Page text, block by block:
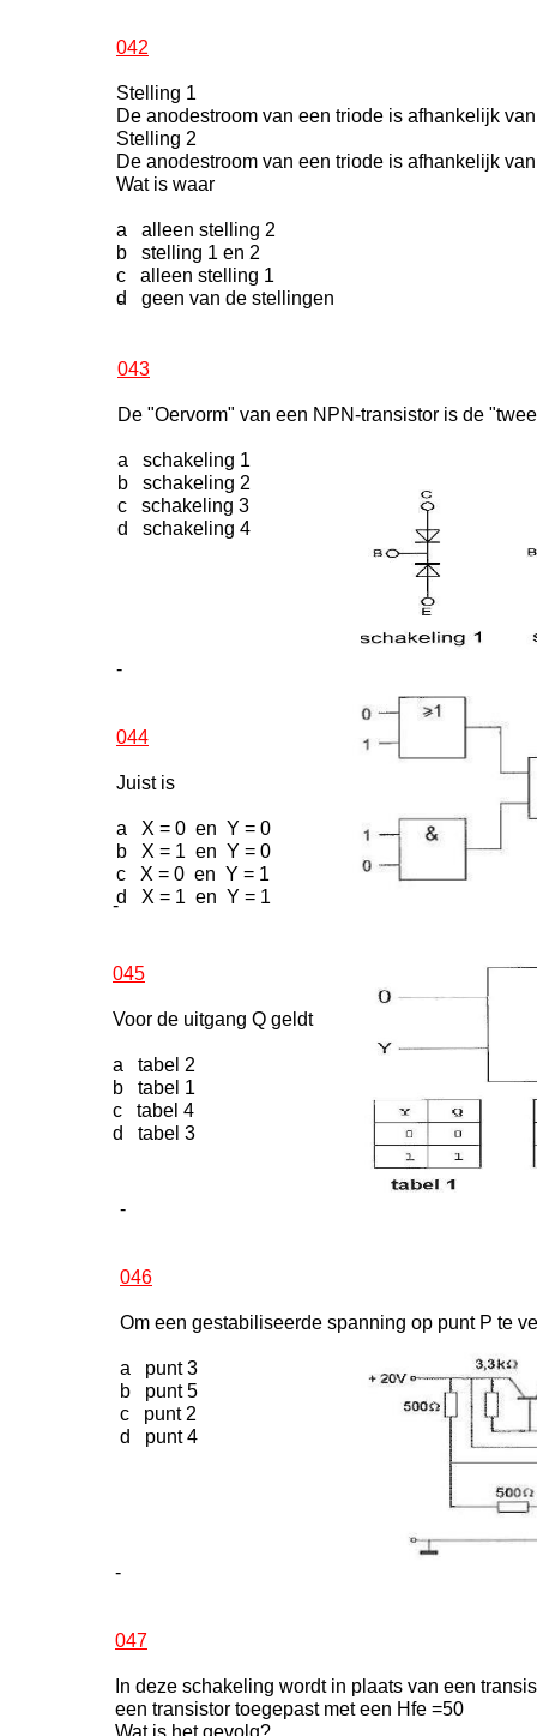
042
Stelling 1
De anodestroom van een triode is afhankelijk
Stelling 2
De anodestroom van een triode is afhankelijk
Wat is waar
a alleen stelling 2
b stelling 1 en 2
c alleen stelling 1
d geen van de stellingen
-
043
De "Oervorm" van een NPN-transistor is de
a schakeling 1
b schakeling 2
c schakeling 3
d schakeling 4
-
044
Juist is
a X = 0 en Y = 0
b X = 1 en Y = 0
c X = 0 en Y = 1
d X = 1 en Y = 1
-
045
Voor de uitgang Q geldt
a tabel 2
b tabel 1
c tabel 4
d tabel 3
-
046
Om een gestabiliseerde spanning op punt P te
a punt 3
b punt 5
c punt 2
d punt 4
-
047
In deze schakeling wordt in plaats van een
een transistor toegepast met een Hfe =50
Wat is het gevolg?